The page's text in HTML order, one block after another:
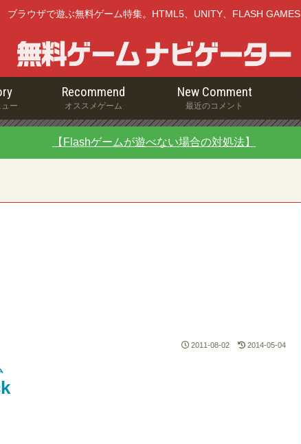
ブラウザで遊ぶ無料ゲーム特集。HTML5、UNITY、FLASH GAMES
ー
Recommend
オススメゲーム
New Comment
最近のコメント
【Flashゲームが遊べない場合の対処法】
2011-08-02 2014-05-04